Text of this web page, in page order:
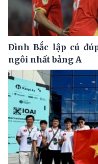
Đình Bắc lập cú
ngôi nhất bảng A